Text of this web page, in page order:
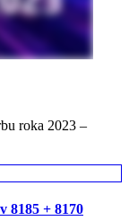
roka 2023 –
8185 + 8170